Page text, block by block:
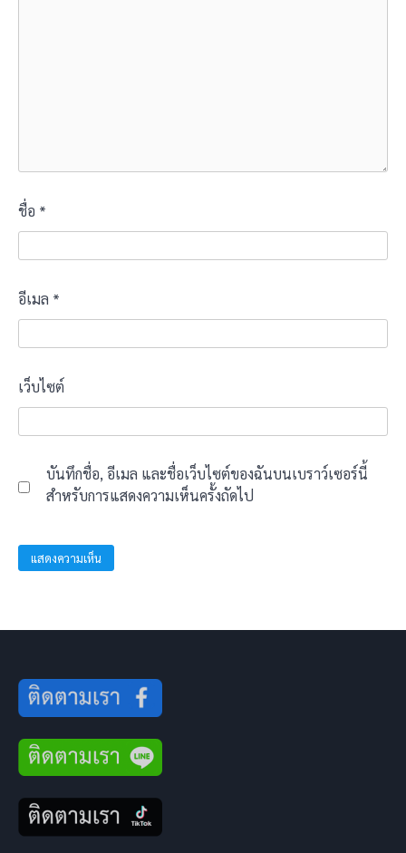
ชื่อ *
อีเมล *
เว็บไซต์
บันทึกชื่อ, อีเมล และชื่อเว็บไซต์ของฉันบนเบราว์เซอร์นี้
สำหรับการแสดงความเห็นครั้งถัดไป